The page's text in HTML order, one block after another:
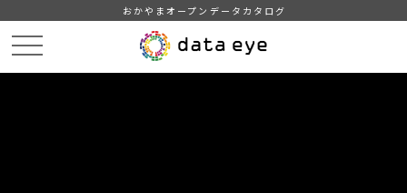
おかやまオープンデータカタログ